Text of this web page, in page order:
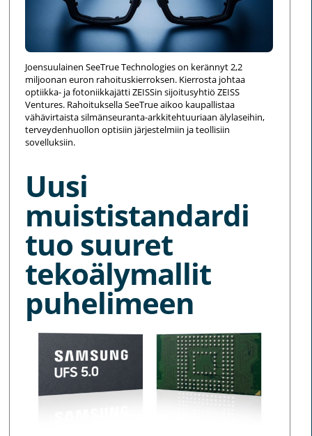
Joensuulainen SeeTrue Technologies on kerännyt 2,2
miljoonan euron rahoituskierroksen. Kierrosta johtaa
optiikka- ja fotoniikkajätti ZEISSin sijoitusyhtiö ZEISS
Ventures. Rahoituksella SeeTrue aikoo kaupallistaa
vähävirtaista silmänseuranta-arkkitehtuuriaan älylaseihin,
terveydenhuollon optisiin järjestelmiin ja teollisiin
sovelluksiin.
Uusi
muististandardi
tuo suuret
tekoälymallit
puhelimeen